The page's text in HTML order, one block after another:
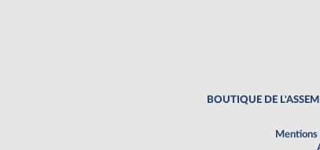
BOUTIQUE DE
Mentions